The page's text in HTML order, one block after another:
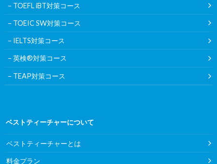
TOEFL iBT対策コース
TOEIC SW対策コース
IELTS対策コース
英検®対策コース
TEAP対策コース
ベストティーチャーについて
ベストティーチャーとは
料金プラン